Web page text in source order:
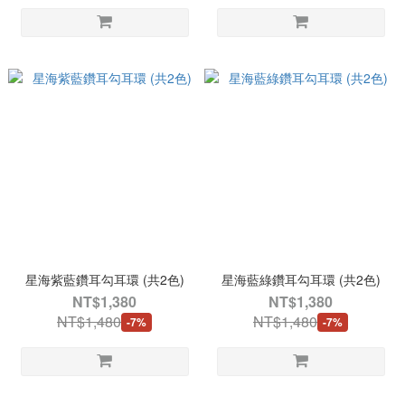
星海紫藍鑽耳勾耳環 (共2色)
NT$1,380
NT$1,480 -7%
星海藍綠鑽耳勾耳環 (共2色)
NT$1,380
NT$1,480 -7%